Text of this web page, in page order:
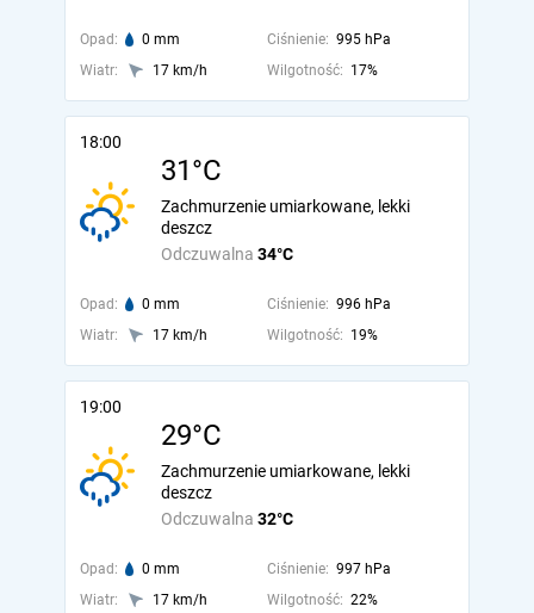
Opad: 0 mm Ciśnienie: 995 hPa
Wiatr:
17 km/h Wilgotność: 17%
18:00
31°C
Odczuwalna 34°C
Zachmurzenie umiarkowane, lekki
deszcz
Opad: 0 mm Ciśnienie: 996 hPa
Wiatr:
17 km/h Wilgotność: 19%
19:00
29°C
Odczuwalna 32°C
Zachmurzenie umiarkowane, lekki
deszcz
Opad: 0 mm Ciśnienie: 997 hPa
Wiatr:
17 km/h Wilgotność: 22%